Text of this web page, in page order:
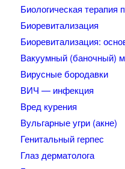
Биологическая терапия
Биоревитализация
Биоревитализация:
Вакуумный (баночный)
Вирусные бородавки
ВИЧ — инфекция
Вред курения
Вульгарные угри (акне)
Генитальный герпес
Глаз дерматолога